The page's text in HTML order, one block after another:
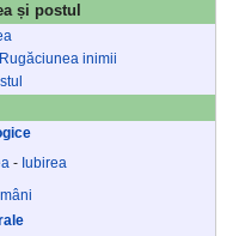
și postul
Rugăciunea inimii
- Iubirea